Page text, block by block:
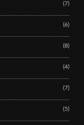
(7)
(6)
(8)
(4)
(7)
(5)